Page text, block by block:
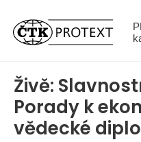
Živě:
Porady k
vědecké